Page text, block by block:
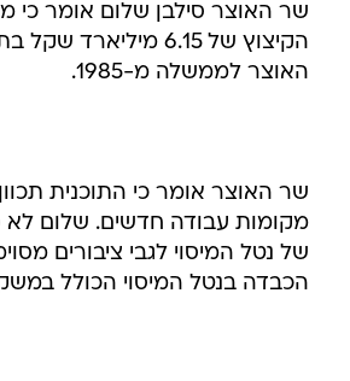
שר האוצר סילבן שלום אומר כי
הקיצוץ של 6.15
האוצר לממשלה מ-1985.
שר האוצר אומר כי התוכנית
מקומות עבודה חדשים. שלום
של נטל המיסוי לגבי ציבורים
הכבדה בנטל המיסוי הכולל